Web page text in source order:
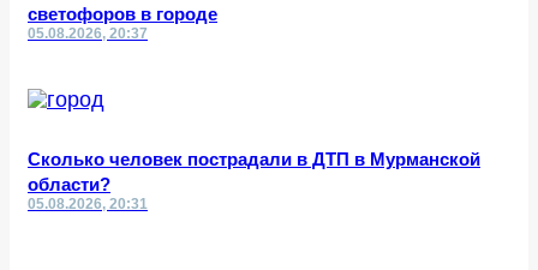
светофоров в городе
05.08.2026, 20:37
Сколько человек пострадали в ДТП в Мурманской
области?
05.08.2026, 20:31